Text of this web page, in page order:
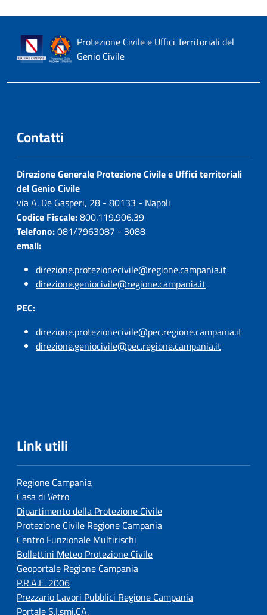
Protezione Civile e Uffici Territoriali del
Genio Civile
Contatti
Direzione Generale Protezione Civile e Uffici territoriali
del Genio Civile
via A. De Gasperi, 28 - 80133 - Napoli
Codice Fiscale:800.119.906.39
Telefono:081/7963087 - 3088
email:
direzione.protezionecivile@regione.campania.it
direzione.geniocivile@regione.campania.it
PEC:
direzione.protezionecivile@pec.regione.campania.it
direzione.geniocivile@pec.regione.campania.it
Link utili
Regione Campania
Casa di Vetro
Dipartimento della Protezione Civile
Protezione Civile Regione Campania
Centro Funzionale Multirischi
Bollettini Meteo Protezione Civile
Geoportale Regione Campania
P.R.A.E. 2006
Prezzario Lavori Pubblici Regione Campania
Portale S.I.smi.CA.